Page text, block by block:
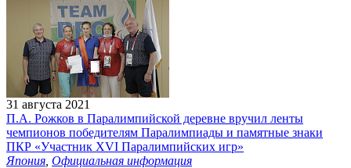
31 августа 2021
П.А. Рожков в Паралимпийской деревне вручил ленты
чемпионов победителям Паралимпиады и памятные знаки
ПКР «Участник XVI Паралимпийских игр»
Япония Официальная информация